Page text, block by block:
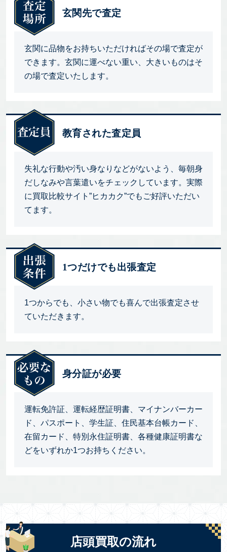
玄関先で査定
玄関に品物をお持ちいただければその場で査定が
できます。玄関に運べない重い、大きいものはそ
の場で査定いたします。
教育された査定員
失礼な行動や汚い身なりなどがないよう、毎朝身
だしなみや言葉遣いをチェックしています。実際
に買取比較サイト”ヒカカク”でもご好評いただい
てます。
1つだけでも出張査定
1つからでも、小さい物でも喜んで出張査定させ
ていただきます。
身分証が必要
運転免許証、運転経歴証明書、マイナンバーカー
ド、パスポート、学生証、住民基本台帳カード、
在留カード、特別永住証明書、各種健康証明書な
どをいずれか1つお持ちください。
店頭買取の流れ